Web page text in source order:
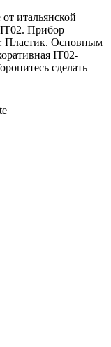
итальянской
IT02. Прибор
Пластик. Основным
IT02-
сделать